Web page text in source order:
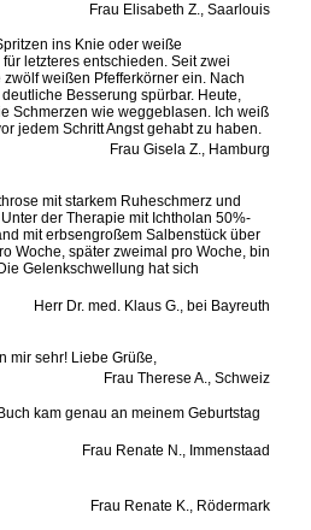
Frau Elisabeth Z., Saarlouis
ins Knie oder weiße
letzteres entschieden. Seit zwei
weißen Pfefferkörner ein. Nach
Besserung spürbar. Heute,
Schmerzen wie weggeblasen. Ich weiß
jedem Schritt Angst gehabt zu haben.
Frau Gisela Z., Hamburg
mit starkem Ruheschmerz und
der Therapie mit Ichtholan 50%-
mit erbsengroßem Salbenstück über
Woche, später zweimal pro Woche, bin
Gelenkschwellung hat sich
Herr Dr. med. Klaus G., bei Bayreuth
mir sehr! Liebe Grüße,
Frau Therese A., Schweiz
kam genau an meinem Geburtstag
Frau Renate N., Immenstaad
Frau Renate K., Rödermark